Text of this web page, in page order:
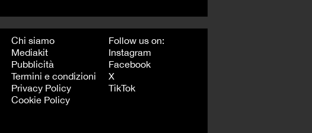
Chi siamo
Mediakit
Pubblicità
Termini e condizioni
Privacy Policy
Cookie Policy
Follow us on:
Instagram
Facebook
X
TikTok